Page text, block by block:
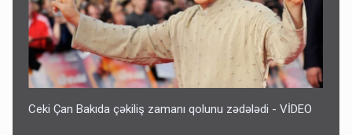
Ceki Çan Bakıda çəkiliş zamanı qolunu zədələdi - VİDEO